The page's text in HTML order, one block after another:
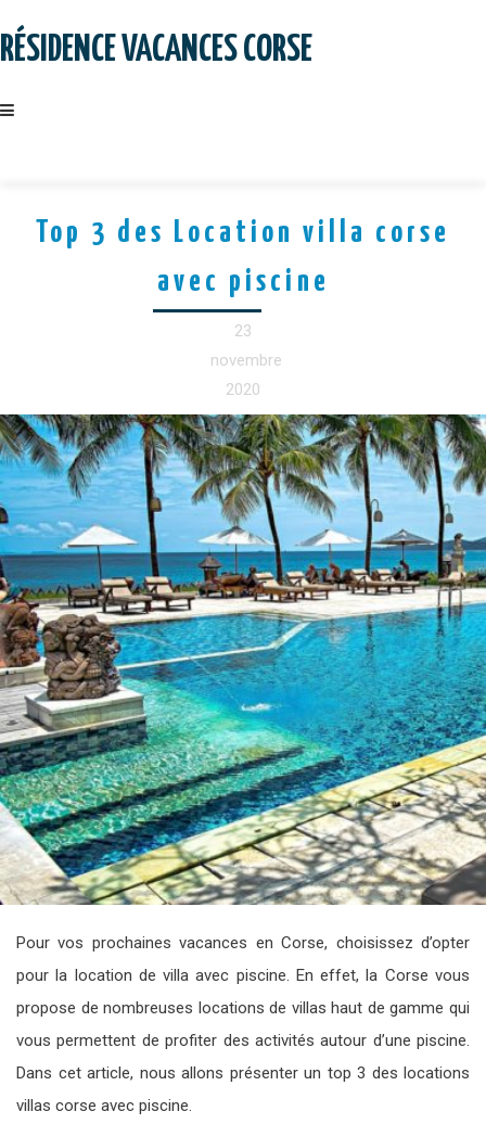
toRÉSIDENCE VACANCES CORSE
Top 3 des Location villa corse
avec piscine
23
novembre
2020
Pour vos prochaines vacances en Corse, choisissez d’opter
pour la location de villa avec piscine. En effet, la Corse vous
propose de nombreuses locations de villas haut de gamme qui
vous permettent de profiter des activités autour d’une piscine.
Dans cet article, nous allons présenter un top 3 des locations
villas corse avec piscine.